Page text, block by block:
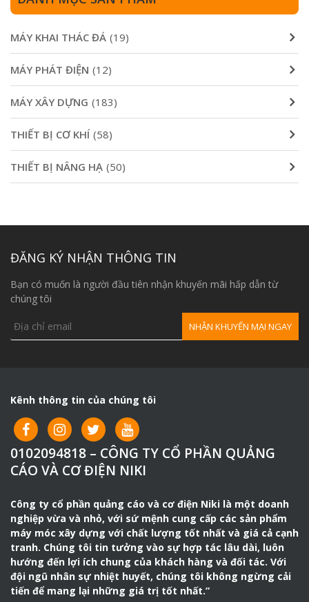
MÁY KHAI THÁC ĐÁ (19)
MÁY PHÁT ĐIỆN (12)
MÁY XÂY DỰNG (183)
THIẾT BỊ CƠ KHÍ (58)
THIẾT BỊ NÂNG HẠ (50)
ĐĂNG KÝ NHẬN THÔNG TIN
Bạn có muốn là người đầu tiên nhận khuyến mãi hấp dẫn từ
chúng tôi
Kênh thông tin của chúng tôi
0102094818 – CÔNG TY CỔ PHẦN QUẢNG
CÁO VÀ CƠ ĐIỆN NIKI
Công ty cổ phần quảng cáo và cơ điện Niki là một doanh
nghiệp vừa và nhỏ, với sứ mệnh cung cấp các sản phẩm
máy móc xây dựng với chất lượng tốt nhất và giá cả cạnh
tranh. Chúng tôi tin tưởng vào sự hợp tác lâu dài, luôn
hướng đến lợi ích chung của khách hàng và đối tác. Với
đội ngũ nhân sự nhiệt huyết, chúng tôi không ngừng cải
tiến để mang lại những giá trị tốt nhất.”